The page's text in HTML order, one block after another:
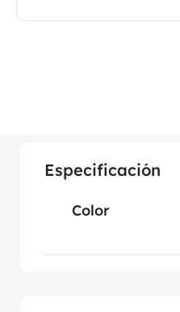
Especificación
Color